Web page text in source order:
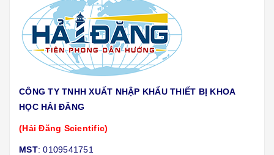
CÔNG TY TNHH XUẤT NHẬP KHẨU THIẾT BỊ KHOA
HỌC HẢI ĐĂNG
(Hải Đăng Scientific)
MST: 0109541751